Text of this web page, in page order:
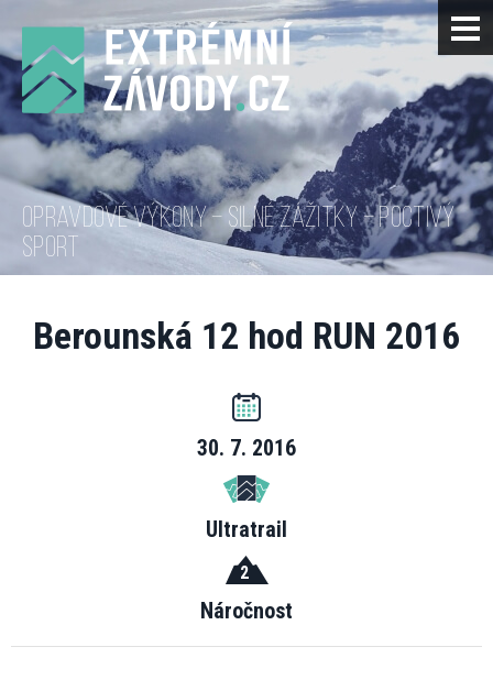
OPRAVDOVÉ VÝKONY – SILNÉ ZÁŽITKY – POCTIVÝ
SPORT
Berounská 12 hod RUN 2016
30. 7. 2016
Ultratrail
2
Náročnost